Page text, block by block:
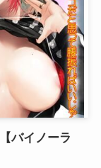
バイノーラ